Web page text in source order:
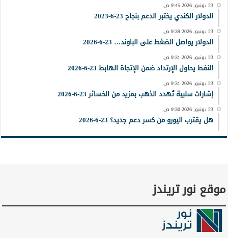
23 يونيو, 2026 9:45 ص
الدولار الكندي يختبر الدعم بنجاح 23-6-2023
23 يونيو, 2026 9:39 ص
الدولار يواصل الضغط على الباوند… 23-6-2026
23 يونيو, 2026 9:31 ص
النفط يحاول الإرتداد ضمن الإتجاة الهابط 23-6-2026
23 يونيو, 2026 9:31 ص
إشارات سلبية تُهدد الذهب بمزيد من الخسائر 23-6-2026
23 يونيو, 2026 9:30 ص
هل يقترب اليورو من كسر دعم جديد؟ 23-6-2026
موقع نور تريندز